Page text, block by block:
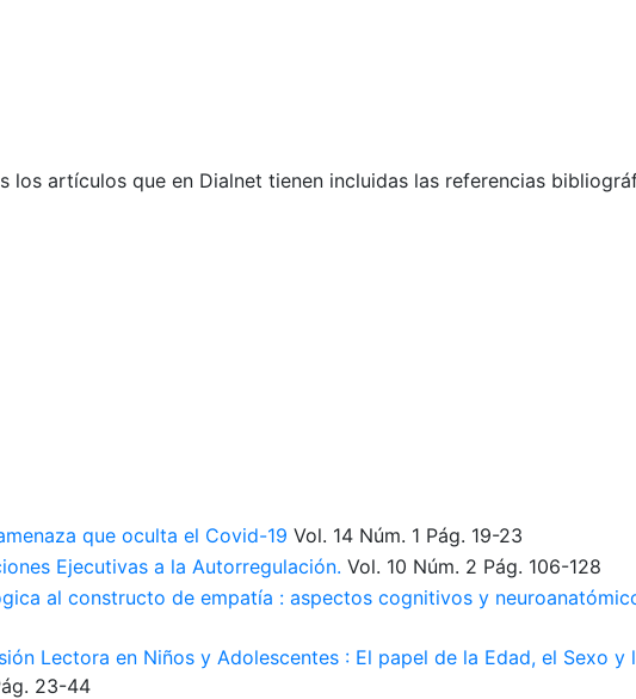
artículos que en Dialnet tienen incluidas las referencias
que oculta el Covid-19 Vol. 14 Núm. 1 Pág. 19-23
Ejecutivas a la Autorregulación. Vol. 10 Núm. 2 Pág. 106-128
al constructo de empatía : aspectos cognitivos y
Lectora en Niños y Adolescentes : El papel de la Edad, el Sexo y
23-44